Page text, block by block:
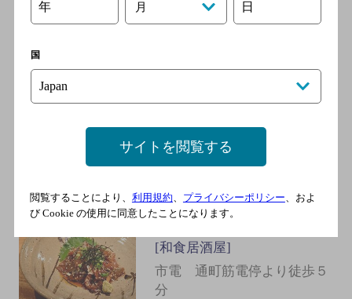
約2分で通町筋近辺へ到着｡銀
熊本市電A系統 通町筋駅 徒歩
3分
[和食居酒屋]
市電 通町筋電停より徒歩５
分
年 月 日
国
サイトを閲覧する
閲覧することにより、 利用規約、 プライバシーポリシー、およ
び Cookie の使用に同意したことになります。